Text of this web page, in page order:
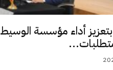
بتعزيز أداء مؤسسة الوسيط